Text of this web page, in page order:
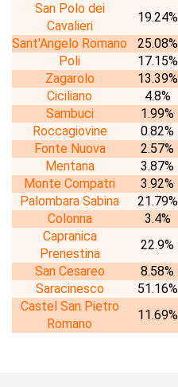
San Polo dei
Cavalieri
19.24%
Sant'Angelo Romano
25.08%
Poli
17.15%
Zagarolo
13.39%
Ciciliano
4.8%
Sambuci
1.99%
Roccagiovine
0.82%
Fonte Nuova
2.57%
Mentana
3.87%
Monte Compatri
3.92%
Palombara Sabina
21.79%
Colonna
3.4%
Capranica
Prenestina
22.9%
San Cesareo
8.58%
Saracinesco
51.16%
Castel San Pietro
Romano
11.69%